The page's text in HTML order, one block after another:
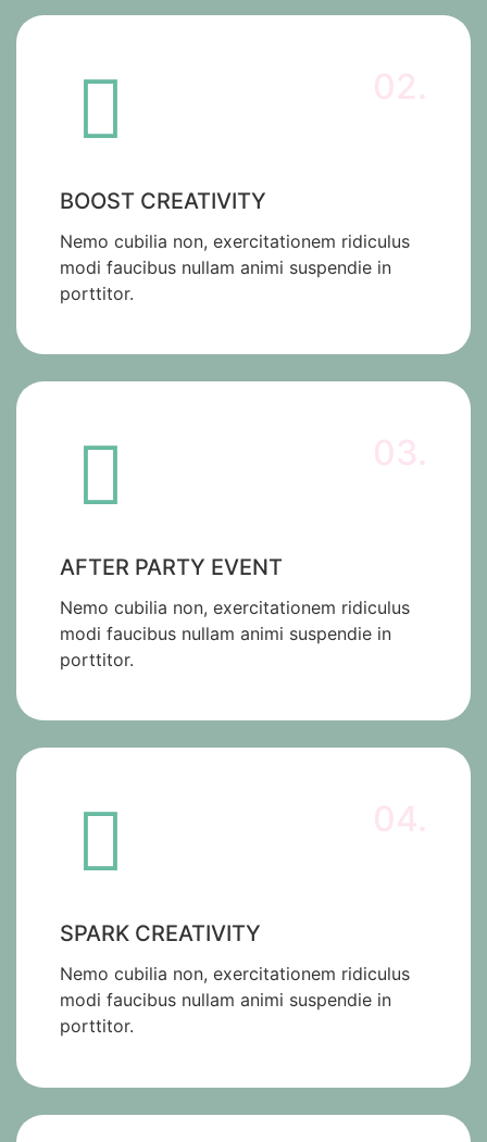
02.
BOOST CREATIVITY
Nemo cubilia non, exercitationem ridiculus
modi faucibus nullam animi suspendie in
porttitor.
03.
AFTER PARTY EVENT
Nemo cubilia non, exercitationem ridiculus
modi faucibus nullam animi suspendie in
porttitor.
04.
SPARK CREATIVITY
Nemo cubilia non, exercitationem ridiculus
modi faucibus nullam animi suspendie in
porttitor.